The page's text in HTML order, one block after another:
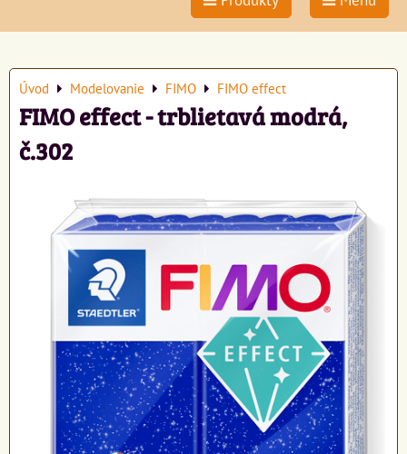
Úvod Modelovanie FIMO FIMO effect
FIMO effect - trblietavá modrá,
č.302